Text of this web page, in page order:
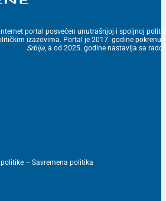
portal posvećen unutrašnjoj i spoljnoj
izazovima. Portal je 2017. godine
Srbija, a od 2025. godine nastavlja sa
– Savremena politika